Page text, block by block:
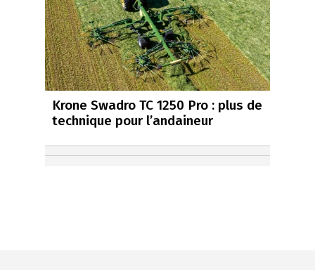
Krone Swadro TC 1250 Pro : plus de
technique pour l’andaineur